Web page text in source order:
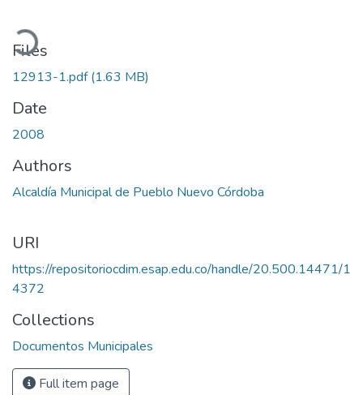
Files
12913-1.pdf(1.63 MB)
Date
2008
Authors
Alcaldía Municipal de Pueblo Nuevo Córdoba
URI
https://repositoriocdim.esap.edu.co/handle/20.500.14471/1
4372
Collections
Documentos Municipales
Full item page